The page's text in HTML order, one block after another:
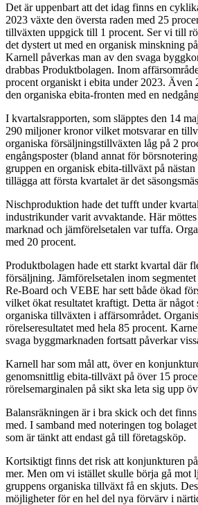
Det är uppenbart att det idag finns en
2023 växte den översta raden med 25
tillväxten uppgick till 1 procent. Ser vi till
det dystert ut med en organisk minskning
Karnell påverkas man av den svaga
drabbas Produktbolagen. Inom
procent organiskt i ebita under 2023. Även
den organiska ebita-fronten med en
I kvartalsrapporten, som släpptes den 14
290 miljoner kronor vilket motsvarar en
organiska försäljningstillväxten låg på 2
engångsposter (bland annat för
gruppen en organisk ebita-tillväxt på
tillägga att första kvartalet är det
Nischproduktion hade det tufft under
industrikunder varit avvaktande. Här
marknad och jämförelsetalen var tuffa.
med 20 procent.
Produktbolagen hade ett starkt kvartal där
försäljning. Jämförelsetalen inom
Re-Board och VEBE har sett både ökad
vilket ökat resultatet kraftigt. Detta är något
organiska tillväxten i affärsområdet.
rörelseresultatet med hela 85 procent.
svaga byggmarknaden fortsatt påverkar
Karnell har som mål att, över en
genomsnittlig ebita-tillväxt på över 15
rörelsemarginalen på sikt ska leta sig upp
Balansräkningen är i bra skick och det
med. I samband med noteringen tog
som är tänkt att endast gå till företagsköp.
Kortsiktigt finns det risk att konjunkturen
mer. Men om vi istället skulle börja gå mot
gruppens organiska tillväxt få en skjuts.
möjligheter för en hel del nya förvärv i